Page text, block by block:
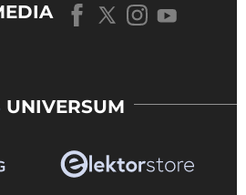
UNIVERSUM